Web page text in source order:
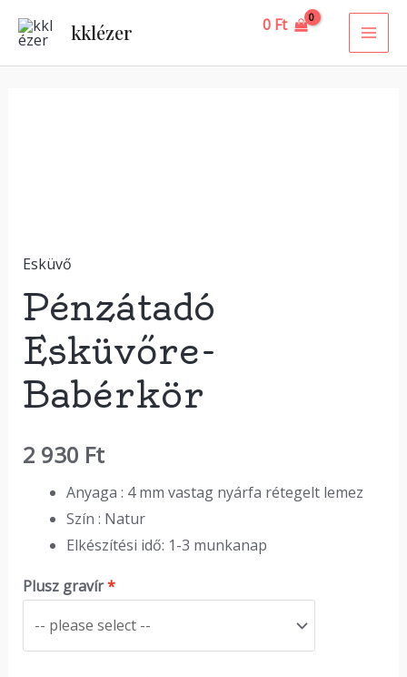
content
kklézer 0 Ft
Esküvő
Pénzátadó
Esküvőre-
Babérkör
2 930 Ft
Anyaga : 4 mm vastag nyárfa rétegelt lemez
Szín : Natur
Elkészítési idő: 1-3 munkanap
Plusz gravír